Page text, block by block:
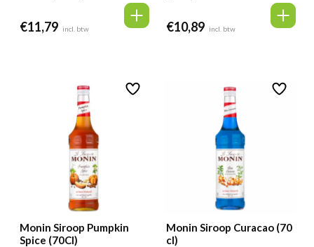
€11,79 incl. btw €10,89 incl. btw
Monin Siroop Pumpkin
Spice (70Cl)
Monin Siroop Curacao (70
cl)